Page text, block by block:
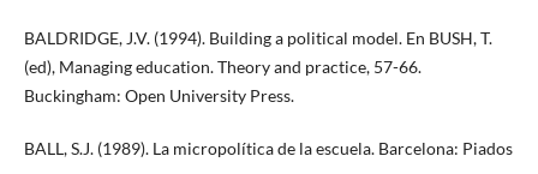
BALDRIDGE, J.V. (1994). Building a political model. En BUSH, T.
(ed), Managing education. Theory and practice, 57-66.
Buckingham: Open University Press.
BALL, S.J. (1989). La micropolítica de la escuela. Barcelona: Piados